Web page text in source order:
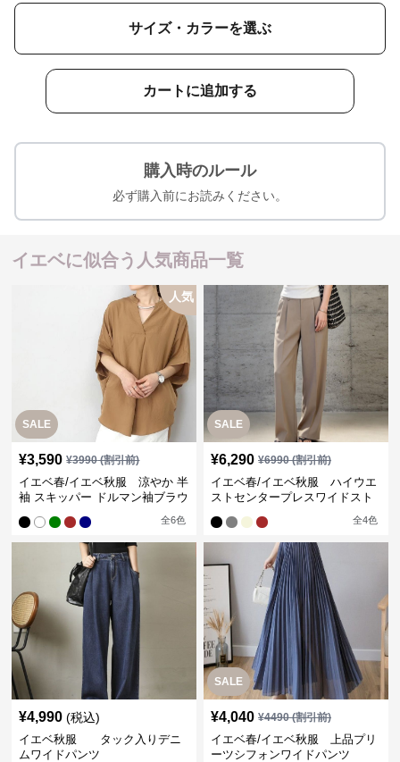
サイズ・カラーを選ぶ
カートに追加する
購入時のルール
必ず購入前にお読みください。
イエベに似合う人気商品一覧
SALE
人気
¥3,590 ¥3990(割引前)
イエベ春/イエベ秋服 涼やか 半
袖 スキッパー ドルマン袖ブラウ
全6色
SALE
¥6,290 ¥6990(割引前)
イエベ春/イエベ秋服 ハイウエ
ストセンタープレスワイドスト
全4色
¥4,990 (税込)
イエベ秋服 タック入りデニ
ムワイドパンツ
SALE
¥4,040 ¥4490(割引前)
イエベ春/イエベ秋服 上品プリ
ーツシフォンワイドパンツ